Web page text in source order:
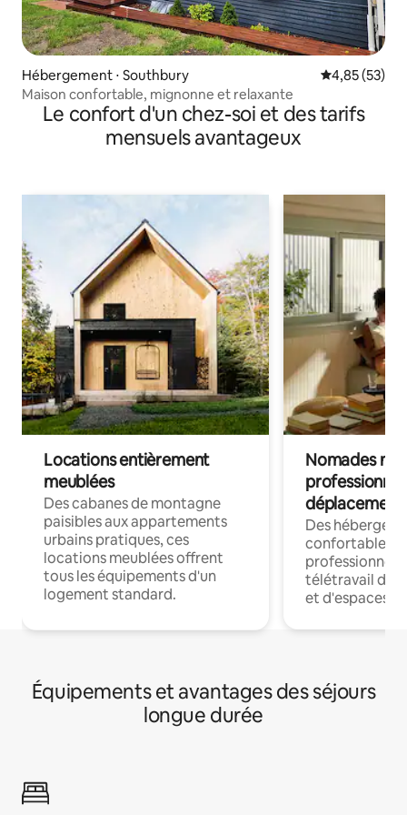
Hébergement ⋅ Southbury Évaluation
4,85 (53)
Maison confortable, mignonne et relaxante
Le confort d'un chez-soi et des tarifs
mensuels avantageux
Locations entièrement
meublées
Des cabanes de montagne
paisibles aux appartements
urbains pratiques, ces
locations meublées offrent
tous les équipements d'un
logement standard.
Nomades
déplacement
Des
confortables
professionnels
télétravail
et d'espaces
Équipements et avantages des séjours
longue durée